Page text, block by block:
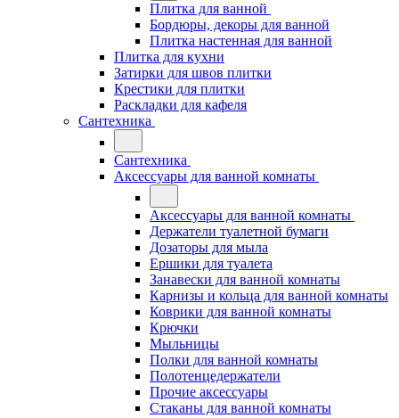
Плитка для ванной
Бордюры, декоры для ванной
Плитка настенная для ванной
Плитка для кухни
Затирки для швов плитки
Крестики для плитки
Раскладки для кафеля
Сантехника
Сантехника
Аксессуары для ванной комнаты
Аксессуары для ванной комнаты
Держатели туалетной бумаги
Дозаторы для мыла
Ершики для туалета
Занавески для ванной комнаты
Карнизы и кольца для ванной комнаты
Коврики для ванной комнаты
Крючки
Мыльницы
Полки для ванной комнаты
Полотенцедержатели
Прочие аксессуары
Стаканы для ванной комнаты